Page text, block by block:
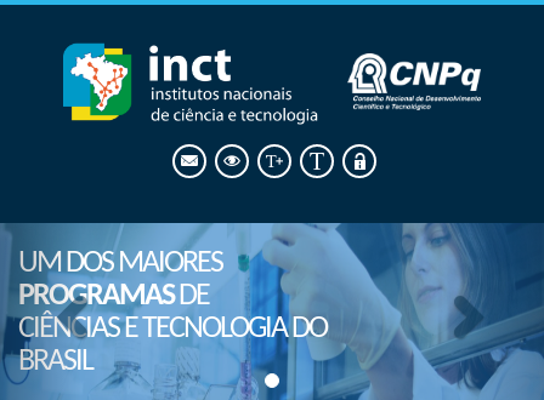
UM DOS MAIORES
PROGRAMASDE
CIÊNCIAS E TECNOLOGIA DO
BRASIL